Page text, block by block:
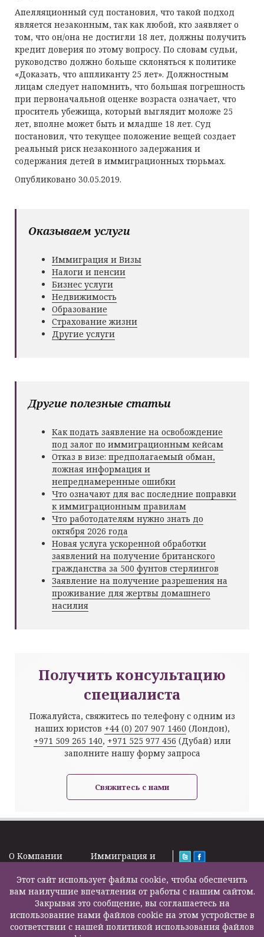
Апелляционный суд постановил, что такой подход
является незаконным, так как любой, кто заявляет о
том, что он/она не достигли 18 лет, должны получить
кредит доверия по этому вопросу. По словам судьи,
руководство должно больше склоняться к политике
«Доказать, что аппликанту 25 лет». Должностным
лицам следует напомнить, что большая погрешность
при первоначальной оценке возраста означает, что
проситель убежища, который выглядит моложе 25
лет, вполне может быть и младше 18 лет. Суд
постановил, что текущее положение вещей создает
реальный риск незаконного задержания и
содержания детей в иммиграционных тюрьмах.
Опубликовано 30.05.2019.
Оказываем услуги
Иммиграция и Визы
Налоги и пенсии
Бизнес услуги
Недвижимость
Образование
Страхование жизни
Другие услуги
Другие полезные статьи
Как подать заявление на освобождение
под залог по иммиграционным кейсам
Отказ в визе: предполагаемый обман,
ложная информация и
непреднамеренные ошибки
Что означают для вас последние поправки
к иммиграционным правилам
Что работодателям нужно знать до
октября 2026 года
Новая услуга ускоренной обработки
заявлений на получение британского
гражданства за 500 фунтов стерлингов
Заявление на получение разрешения на
проживание для жертвы домашнего
насилия
Получить консультацию
специалиста
Пожалуйста, свяжитесь по телефону с одним из
наших юристов +44 (0) 207 907 1460 (Лондон),
+971 509 265 140, +971 525 977 456 (Дубай) или
заполните нашу форму запроса
Свяжитесь с нами
O Kомпании
Подписка на
новости
Задать вопрос
Карта сайта
Контакты
Иммиграция и
Налоги и пенсии
Бизнес услуги
Недвижимость
Образование
Страхование
2000 – 2026©
F200500002
Этот сайт использует файлы cookie, чтобы обеспечить
вам наилучшие впечатления от работы с нашим сайтом.
Закрывая это сообщение, вы соглашаетесь на
использование нами файлов cookie на этом устройстве в
соответствии с нашей политикой использования файлов